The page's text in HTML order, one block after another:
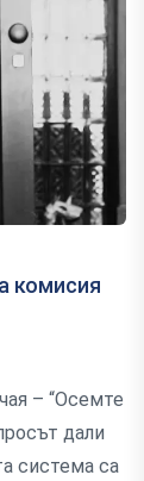
комисия
– “Осемте
дали
система са